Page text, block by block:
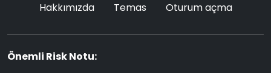
Hakkımızda Temas Oturum açma
Önemli Risk Notu: